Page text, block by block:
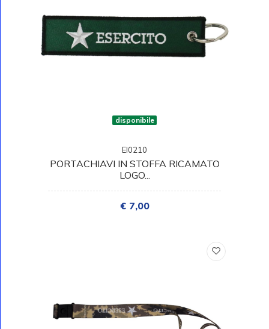
disponibile
EI0210
PORTACHIAVI IN STOFFA RICAMATO
LOGO...
€ 7,00